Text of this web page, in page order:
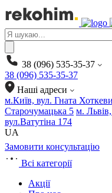
Products
search
38 (096) 535-35-37
38 (096) 535-35-37
Наші адреси
м.Київ, вул. Гната
Старочумацька 5 м.
вул.Ватутіна 174
UA
Замовити консультацію
Всі категорії
Акції